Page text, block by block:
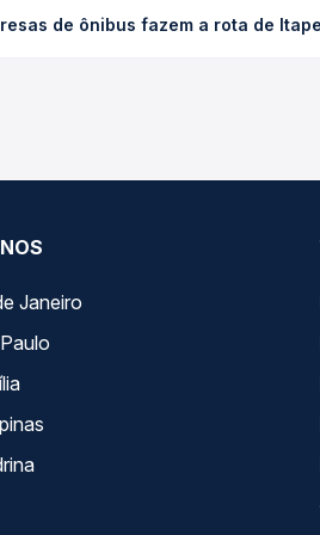
antecedência da compra. Na Quero
de ônibus fazem a rota de
Janeiro